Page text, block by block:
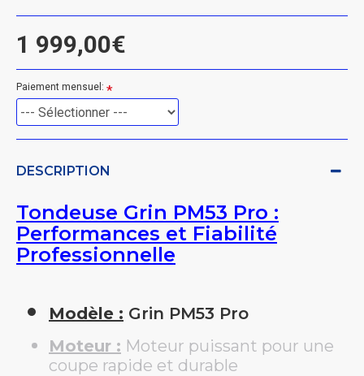
1 999,00€
Paiement mensuel:
DESCRIPTION
Tondeuse Grin PM53 Pro :
Performances et Fiabilité
Professionnelle
Modèle : Grin PM53 Pro
Moteur : Moteur puissant pour une
coupe rapide et durable